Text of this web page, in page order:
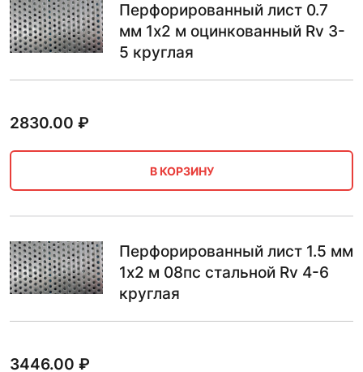
Перфорированный лист 0.7
мм 1х2 м оцинкованный Rv 3-
5 круглая
2830.00 ₽
В КОРЗИНУ
Перфорированный лист 1.5 мм
1х2 м 08пс стальной Rv 4-6
круглая
3446.00 ₽